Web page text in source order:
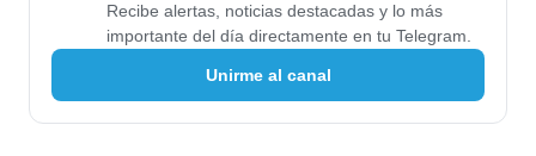
Recibe alertas, noticias destacadas y lo más
importante del día directamente en tu Telegram.
Unirme al canal